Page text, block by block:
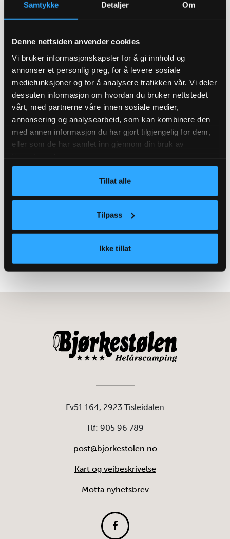
Samtykke Detaljer Om
Denne nettsiden anvender cookies
Vi bruker informasjonskapsler for å gi innhold og
annonser et personlig preg, for å levere sosiale
mediefunksjoner og for å analysere trafikken vår. Vi deler
dessuten informasjon om hvordan du bruker nettstedet
vårt, med partnerne våre innen sosiale medier,
annonsering og analysearbeid, som kan kombinere den
med annen informasjon du har gjort tilgjengelig for dem,
eller som de har samlet inn gjennom din bruk av
Tillat alle
Tilpass
Ikke tillat
Fv51 164, 2923 Tisleidalen
Tlf: 905 96 789
post@bjorkestolen.no
Kart og veibeskrivelse
Motta nyhetsbrev